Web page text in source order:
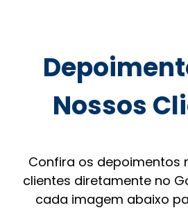
Nossos
Confira os depoimentos
clientes diretamente no
cada imagem abaixo